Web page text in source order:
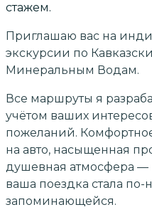
стажем.
Приглашаю вас на
экскурсии по
Минеральным Водам.
Все маршруты я
учётом ваших
пожеланий.
на авто, насыщенная
душевная атмосфера —
ваша поездка стала по-
запоминающейся.